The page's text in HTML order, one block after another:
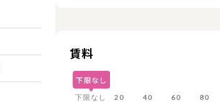
賃料
下限なし
下限なし 20 40 60 80